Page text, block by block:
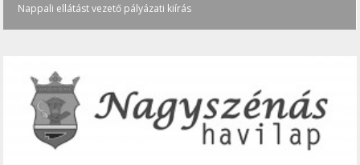
Nappali ellátást vezető pályázati kiírás